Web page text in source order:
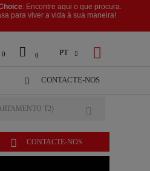
PT  
CONTACTE-NOS
0  0

: Encontre aqui o que procura.
para viver a vida à sua maneira!
 CONTACTE-NOS